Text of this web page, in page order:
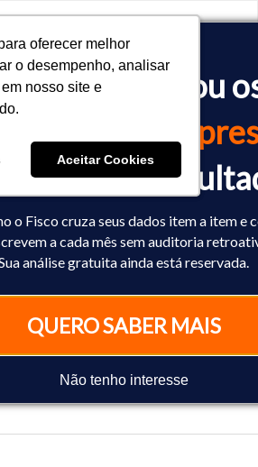
Fisco já cruzou
da sua
já sabe o
o Fisco cruza seus dados item a item e
a cada mês sem auditoria
análise gratuita ainda está reservada.
QUERO SABER MAIS
Não tenho interesse
oferecer melhor
o desempenho, analisar
nosso site e
Aceitar Cookies
oferecer melhor
o desempenho, analisar
nosso site e
Aceitar Cookies
-->
www.googletagmanager.com/gtag/
|| [];